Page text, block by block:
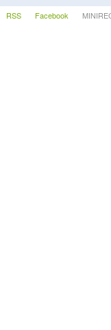
RSS Facebook